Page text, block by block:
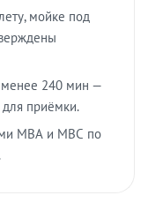
мойке под
менее 240 мин —
для приёмки.
МВА и МВС по